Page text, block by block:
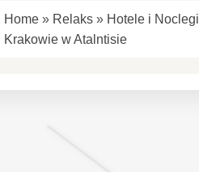
Home » Relaks » Hotele i Noclegi
Krakowie w Atalntisie